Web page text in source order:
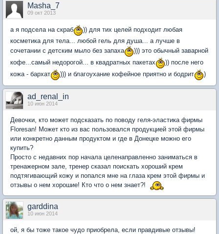
Masha_7
09 окт 2013
а я подсела на скраб
)) для тих целей подходит любая
косметика для тела... любой гель для душа... а лучше в
сочетании с детским мыло без запаха
))) это обычный заварной
кофе...самый недорогой... в квадратных пакетах
)) после него
кожа - бархат
))) и благоухание кофейное приятно и бодрит )
ad_renal_in
10 июн 2014
Девочки, кто может подсказать по поводу геля-эластика фирмы
Floresan! Может кто из вас пользовался продукцией этой фирмы
или конкретно данным продуктом и где в Донецке можно его
купить?
Просто с недавних пор начала целенаправленно заниматься в
тренажерном зале, тренер сказал поискать хороший крем
подтягивающий кожу и попался мне на глаза крем этой фирмы и
отзывы о нем хорошие! Кто что о нем знает?!
garddina
10 июн 2014
ой, я бы тоже такое чудо приобрела, если правдивые отзывы!